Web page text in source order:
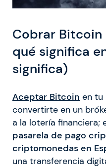
Cobrar Bitcoin
qué significa
significa)
Aceptar Bitcoin en tu
convertirte en un
a la lotería financiera;
pasarela de pago
criptomonedas en
una transferencia